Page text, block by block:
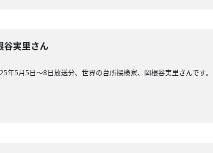
谷実里さん
年5月5日～8日放送分、世界の台所探検家、岡根谷実里さんです。